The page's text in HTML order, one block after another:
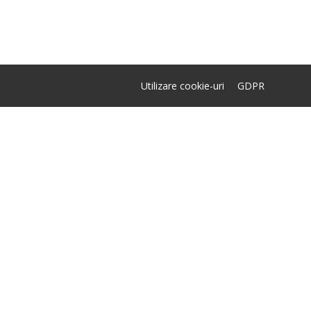
Utilizare cookie-uri GDPR